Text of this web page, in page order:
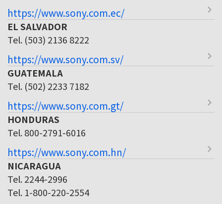
https://www.sony.com.ec/
EL SALVADOR
Tel. (503) 2136 8222
https://www.sony.com.sv/
GUATEMALA
Tel. (502) 2233 7182
https://www.sony.com.gt/
HONDURAS
Tel. 800-2791-6016
https://www.sony.com.hn/
NICARAGUA
Tel. 2244-2996
Tel. 1-800-220-2554